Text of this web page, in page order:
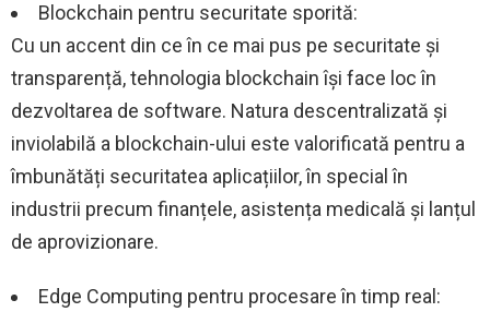
Blockchain pentru securitate sporită:
Cu un accent din ce în ce mai pus pe securitate și
transparență, tehnologia blockchain își face loc în
dezvoltarea de software. Natura descentralizată și
inviolabilă a blockchain-ului este valorificată pentru a
îmbunătăți securitatea aplicațiilor, în special în
industrii precum finanțele, asistența medicală și lanțul
de aprovizionare.
Edge Computing pentru procesare în timp real: